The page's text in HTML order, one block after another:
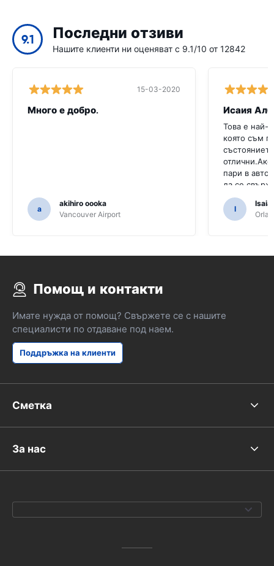
9.1 Последни отзиви
Нашите клиенти ни оценяват с 9.1/10 от 12842
15-03-2020
Много е добро.
a
akihiro oooka
Vancouver Airport
Исаия
Това е най-
която съм
пари в
да се
I
Помощ и контакти
Имате нужда от помощ? Свържете се с нашите
специалисти по отдаване под наем.
Поддръжка на клиенти
Сметка
За нас